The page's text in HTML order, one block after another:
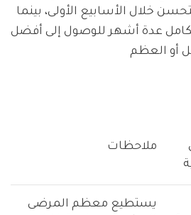
خلال الأسابيع الأولى، بينما
عدة أشهر للوصول إلى أفضل
ملاحظات
يستطيع معظم المرضى